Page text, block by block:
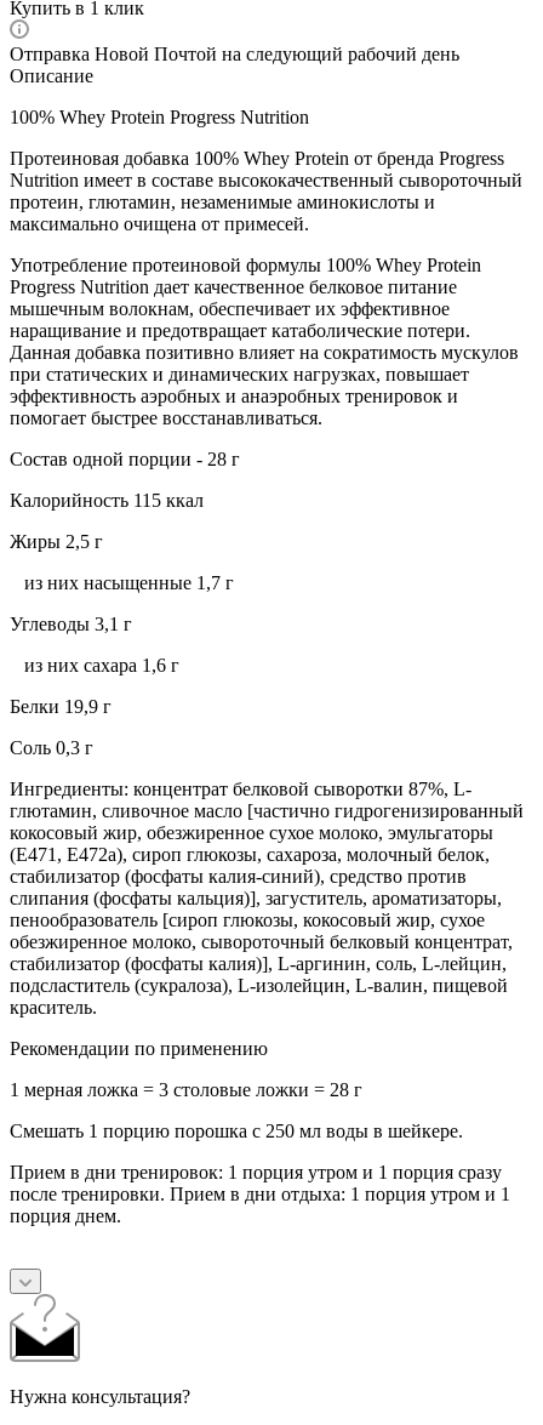
Купить в 1 клик
Отправка Новой Почтой на следующий рабочий день
Описание
100% Whey Protein Progress Nutrition
Протеиновая добавка 100% Whey Protein от бренда Progress
Nutrition имеет в составе высококачественный сывороточный
протеин, глютамин, незаменимые аминокислоты и
максимально очищена от примесей.
Употребление протеиновой формулы 100% Whey Protein
Progress Nutrition дает качественное белковое питание
мышечным волокнам, обеспечивает их эффективное
наращивание и предотвращает катаболические потери.
Данная добавка позитивно влияет на сократимость мускулов
при статических и динамических нагрузках, повышает
эффективность аэробных и анаэробных тренировок и
помогает быстрее восстанавливаться.
Состав одной порции - 28 г
Калорийность 115 ккал
Жиры 2,5 г
из них насыщенные 1,7 г
Углеводы 3,1 г
из них сахара 1,6 г
Белки 19,9 г
Соль 0,3 г
Ингредиенты: концентрат белковой сыворотки 87%, L-
глютамин, сливочное масло [частично гидрогенизированный
кокосовый жир, обезжиренное сухое молоко, эмульгаторы
(E471, E472a), сироп глюкозы, сахароза, молочный белок,
стабилизатор (фосфаты калия-синий), средство против
слипания (фосфаты кальция)], загуститель, ароматизаторы,
пенообразователь [сироп глюкозы, кокосовый жир, сухое
обезжиренное молоко, сывороточный белковый концентрат,
стабилизатор (фосфаты калия)], L-аргинин, соль, L-лейцин,
подсластитель (сукралоза), L-изолейцин, L-валин, пищевой
краситель.
Рекомендации по применению
1 мерная ложка = 3 столовые ложки = 28 г
Смешать 1 порцию порошка с 250 мл воды в шейкере.
Прием в дни тренировок: 1 порция утром и 1 порция сразу
после тренировки. Прием в дни отдыха: 1 порция утром и 1
порция днем.
Нужна консультация?